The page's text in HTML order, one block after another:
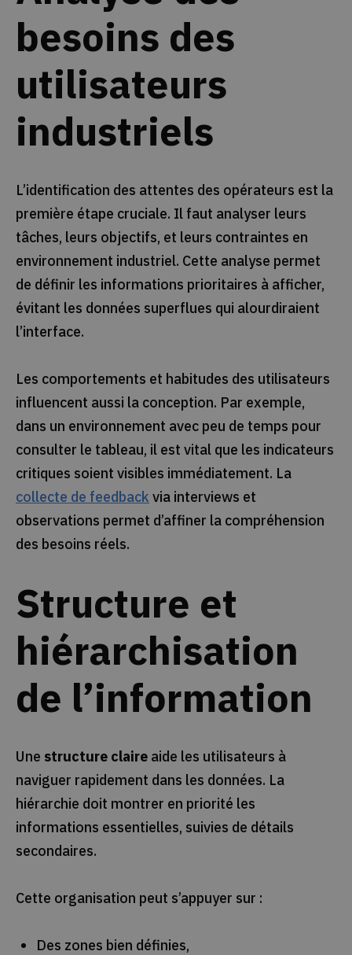
besoins des
utilisateurs
industriels
L’identification des attentes des opérateurs est la
première étape cruciale. Il faut analyser leurs
tâches, leurs objectifs, et leurs contraintes en
environnement industriel. Cette analyse permet
de définir les informations prioritaires à afficher,
évitant les données superflues qui alourdiraient
l’interface.
Les comportements et habitudes des utilisateurs
influencent aussi la conception. Par exemple,
dans un environnement avec peu de temps pour
consulter le tableau, il est vital que les indicateurs
critiques soient visibles immédiatement. La
collecte de feedback via interviews et
observations permet d’affiner la compréhension
des besoins réels.
Structure et
hiérarchisation
de l’information
Une structure claireaide les utilisateurs à
naviguer rapidement dans les données. La
hiérarchie doit montrer en priorité les
informations essentielles, suivies de détails
secondaires.
Cette organisation peut s’appuyer sur :
Des zones bien définies,